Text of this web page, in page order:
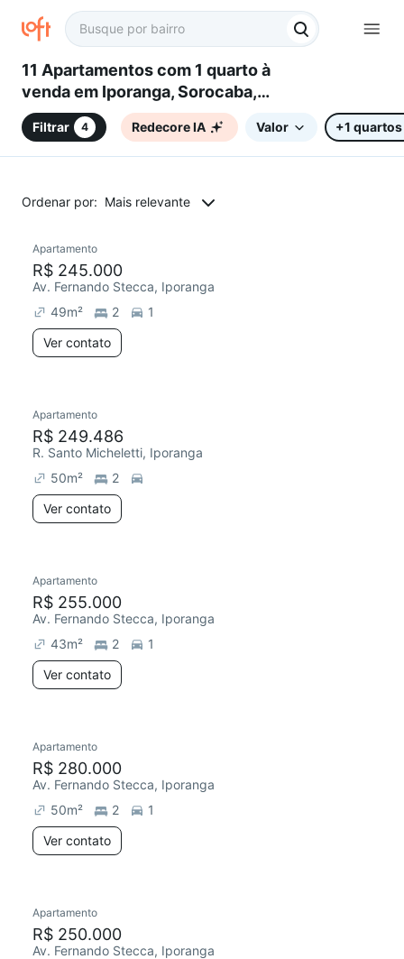
11 Apartamentos com 1 quarto à
venda em Iporanga, Sorocaba,
SP
Filtrar 4 Redecore IA Valor +1 quartos
Ordenar por: Mais relevante
Redecorar
Apartamento
R$ 245.000
Av. Fernando Stecca, Iporanga
49m² 2
1
Ver contato
Redecorar
Apartamento
R$ 249.486
R. Santo Micheletti, Iporanga
50m²
2
Ver contato
Redecorar
Apartamento
R$ 255.000
Av. Fernando Stecca, Iporanga
43m² 2
1
Ver contato
Redecorar
Apartamento
R$ 280.000
Av. Fernando Stecca, Iporanga
50m² 2
1
Ver contato
Redecorar
Apartamento
R$ 250.000
Av. Fernando Stecca, Iporanga